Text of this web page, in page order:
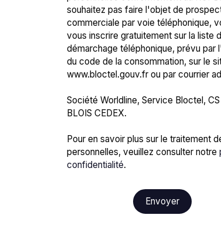
souhaitez pas faire l'objet de
commerciale par voie téléphonique,
vous inscrire gratuitement sur la liste
démarchage téléphonique, prévu par
du code de la consommation, sur le
www.bloctel.gouv.fr ou par courrier
Société Worldline, Service Bloctel, CS
BLOIS CEDEX.
Pour en savoir plus sur le traitement
personnelles, veuillez consulter notre
confidentialité.
Envoyer